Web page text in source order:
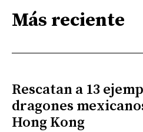
Más reciente
Rescatan a 13
dragones
Hong Kong